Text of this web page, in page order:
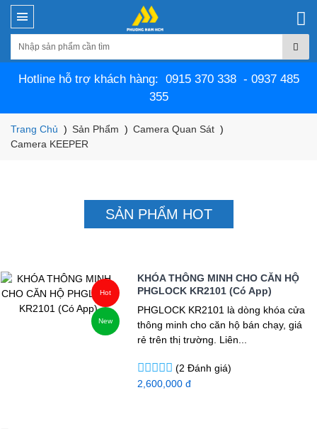
Hotline hỗ trợ khách hàng: 0915 370 338 - 0937 485
355
Trang Chủ Sản Phẩm
Camera Quan Sát
Camera KEEPER
SẢN PHẨM HOT
Hot
New
KHÓA THÔNG MINH CHO CĂN HỘ
PHGLOCK KR2101 (Có App)
PHGLOCK KR2101 là dòng khóa cửa
thông minh cho căn hộ bán chạy, giá
rẻ trên thị trường. Liên...
(2 Đánh giá)
2,600,000 đ